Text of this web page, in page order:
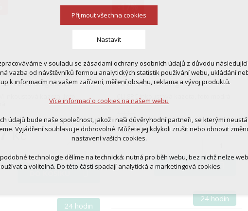
inkoustová kazeta,
červená originální
inkoustová kazeta, foto
Kč
24 hodin
-17%
CLI-8PC inkoustová kazeta,
foto modrá originální
CLI-8PC inkoustová kazeta, foto modrá
407Kč
DO KOŠÍKU
24 hodin
Přijmout všechna cookies
Nastavit
pro provozování webu
kontextu stránek (session): případná přihlášení, volby jazyka, apod.
pro anonymizované vyhodnocení návštěvnosti
cookies (Google, Ecomail, Sklik, Smartsupp, Heureka)
Více informací o cookies na našem webu
Odmítnout vše
v souladu se zásadami ochrany osobních údajů z důvodu
vazba od návštěvníků formou analytických statistik používání webu, ukládání
k informacím na vašem zařízení, měření obsahu, reklama a vývoj produktů.
Více informací o cookies na našem webu
údajů bude naše společnost, jakož i naši důvěryhodní partneři, se kterými
Vyjádření souhlasu je dobrovolné. Můžete jej kdykoli zrušit nebo obnovit
nastavení vašich cookies.
technologie dělíme na technická: nutná pro běh webu, bez nichž nelze web
a volitelná. Do této části spadají analytická a marketingová cookies.